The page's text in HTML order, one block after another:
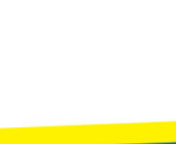
ผู้บริหาร คณะครู และคณะกรรม
หัสบดีที่ 19 กันยายน 2567 โรงเรียน